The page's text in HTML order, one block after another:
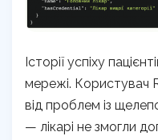
Історії успіху
мережі. Користувач
від проблем із
— лікарі не змогли